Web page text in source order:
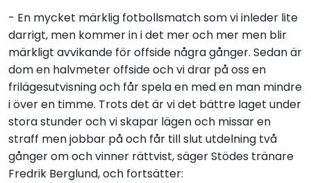
- En mycket märklig fotbollsmatch som vi inleder lite
darrigt, men kommer in i det mer och mer men blir
märkligt avvikande för offside några gånger. Sedan är
dom en halvmeter offside och vi drar på oss en
frilägesutvisning och får spela en med en man mindre
i över en timme. Trots det är vi det bättre laget under
stora stunder och vi skapar lägen och missar en
straff men jobbar på och får till slut utdelning två
gånger om och vinner rättvist, säger Stödes tränare
Fredrik Berglund, och fortsätter: